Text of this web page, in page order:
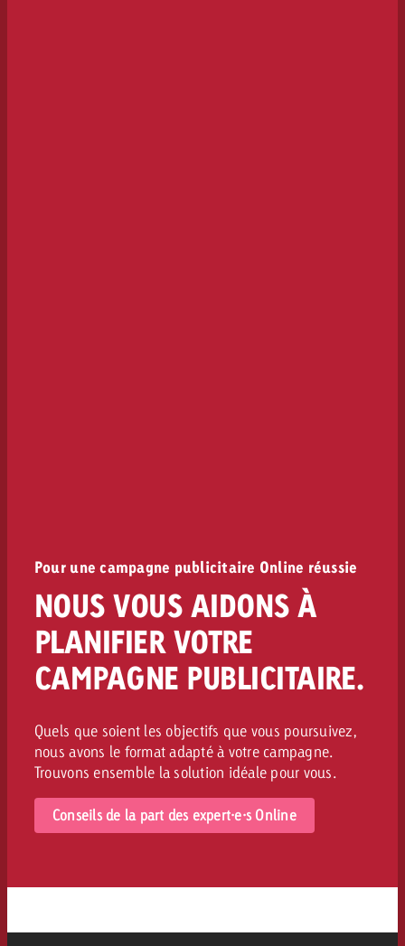
Pour une campagne publicitaire Online réussie
NOUS VOUS AIDONS À
PLANIFIER VOTRE
CAMPAGNE PUBLICITAIRE.
Quels que soient les objectifs que vous poursuivez,
nous avons le format adapté à votre campagne.
Trouvons ensemble la solution idéale pour vous.
Conseils de la part des expert·e·s Online